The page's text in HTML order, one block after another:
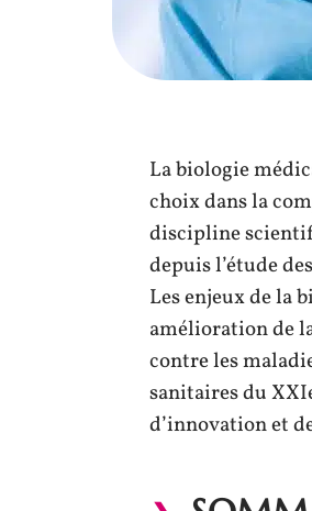
La biologie
choix dans la
discipline
depuis l’étude
Les enjeux de la
amélioration de
contre les
sanitaires du
d’innovation et